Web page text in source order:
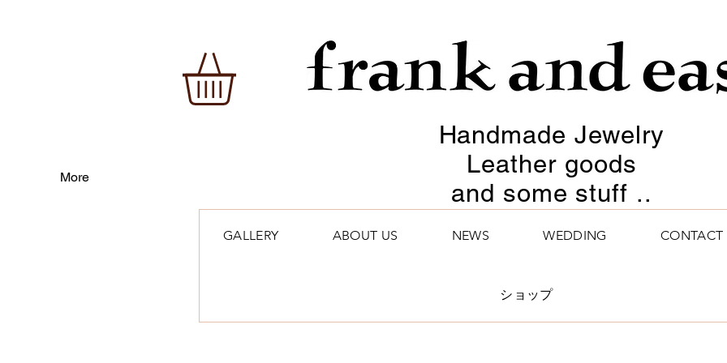
More
Handmade Jewelry
Leather goods
and some stuff ..
GALLERY ABOUT US NEWS WEDDING CONTACT
ショップ